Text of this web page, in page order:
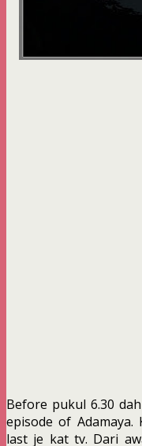
Before pukul 6.30
episode of Adamaya.
last je kat tv. Dari